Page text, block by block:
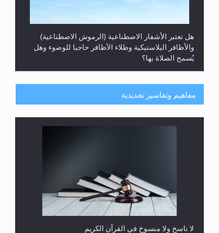
هل تعتبر الأشفار الاصطناعية (الرموش الاصطناعية)
والأظافر البلاستيكية وطلاء الأظافر حاجبا للوضوء وهل
يُسمح الصلاة بها؟
هل يُحسب حول الزكاة وفق السنة الميلادية أو الهجرية؟
مفاهيم وتفاسير تجديدية
لا ناسخ ولا منسوخ في القرآن الكريم